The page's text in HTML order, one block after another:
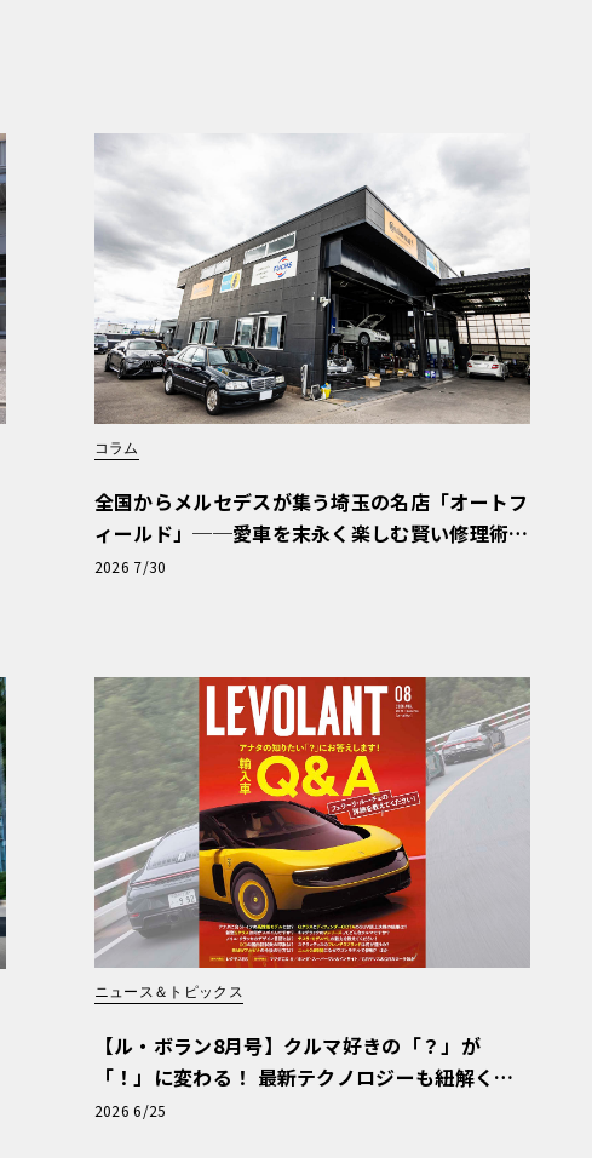
コラム
全国からメルセデスが集う埼玉の名店「オートフ
ィールド」──愛車を末永く楽しむ賢い修理術
と、プロがフックス製オイルを選ぶ理由〈PR〉
2026 7/30
ニュース＆トピックス
【ル・ボラン8月号】クルマ好きの「？」が
「！」に変わる！ 最新テクノロジーも紐解く
「輸入車Q&A」
2026 6/25